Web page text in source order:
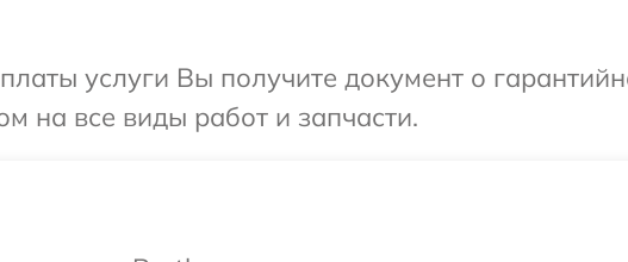
услуги Вы получите документ о
на все виды работ и запчасти.